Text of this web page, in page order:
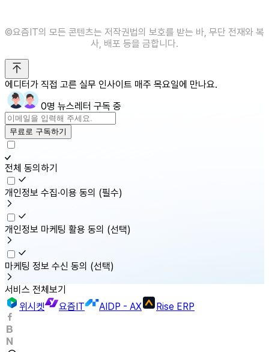
©️요즘IT의 모든 콘텐츠는 저작권법의 보호를 받는 바, 무단 전재와 복
사, 배포 등을 금합니다.
에디터가 직접 고른 실무 인사이트 매주 목요일에 만나요.
0명 뉴스레터 구독 중
무료로 구독하기
전체 동의하기
개인정보 수집·이용 동의 (필수)
개인정보 마케팅 활용 동의 (선택)
마케팅 정보 수신 동의 (선택)
서비스 전체보기
위시켓
요즘IT AIDP - AX Rise ERP